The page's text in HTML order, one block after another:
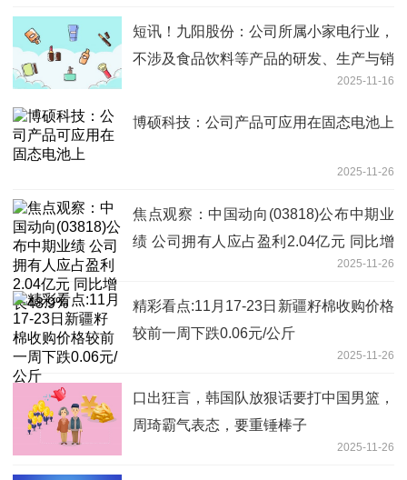
短讯！九阳股份：公司所属小家电行业，
不涉及食品饮料等产品的研发、生产与销
2025-11-16
博硕科技：公司产品可应用在固态电池上
2025-11-26
焦点观察：中国动向(03818)公布中期业
绩 公司拥有人应占盈利2.04亿元 同比增
2025-11-26
精彩看点:11月17-23日新疆籽棉收购价格
较前一周下跌0.06元/公斤
2025-11-26
口出狂言，韩国队放狠话要打中国男篮，
周琦霸气表态，要重锤棒子
2025-11-26